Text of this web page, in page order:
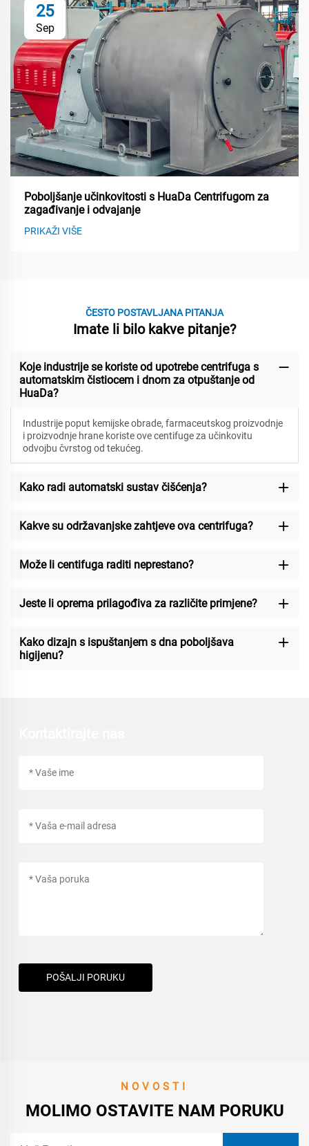
25
Sep
Poboljšanje učinkovitosti s HuaDa Centrifugom za
zagađivanje i odvajanje
PRIKAŽI VIŠE
ČESTO POSTAVLJANA PITANJA
Imate li bilo kakve pitanje?
Koje industrije se koriste od upotrebe centrifuga s
automatskim čistiocem i dnom za otpuštanje od
HuaDa?
Industrije poput kemijske obrade, farmaceutskog proizvodnje
i proizvodnje hrane koriste ove centifuge za učinkovitu
odvojbu čvrstog od tekućeg.
Kako radi automatski sustav čišćenja?
Kakve su održavanjske zahtjeve ova centrifuga?
Može li centifuga raditi neprestano?
Jeste li oprema prilagođiva za različite primjene?
Kako dizajn s ispuštanjem s dna poboljšava
higijenu?
POŠALJI PORUKU
NOVOSTI
MOLIMO OSTAVITE NAM PORUKU